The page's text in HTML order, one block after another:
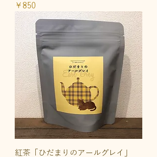
価格
￥850
紅茶「ひだまりのアールグレイ」